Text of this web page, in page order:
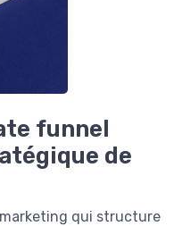
funnel
de
qui structure